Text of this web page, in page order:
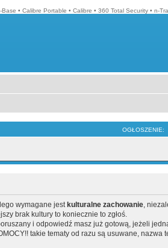
Base • Calibre Portable • Calibre • 360 Total Security • n-
OGŁOSZENIE:
wymagane jest kulturalne zachowanie,
brak kultury to koniecznie to zgłoś.
i odpowiedź masz już gotową, jeżeli
takie tematy od razu są usuwane,